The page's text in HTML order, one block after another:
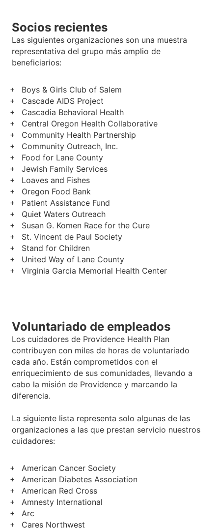
Socios recientes
Las siguientes organizaciones son una muestra
representativa del grupo más amplio de
beneficiarios:
Boys & Girls Club of Salem
Cascade AIDS Project
Cascadia Behavioral Health
Central Oregon Health Collaborative
Community Health Partnership
Community Outreach, Inc.
Food for Lane County
Jewish Family Services
Loaves and Fishes
Oregon Food Bank
Patient Assistance Fund
Quiet Waters Outreach
Susan G. Komen Race for the Cure
St. Vincent de Paul Society
Stand for Children
United Way of Lane County
Virginia Garcia Memorial Health Center
Voluntariado de empleados
Los cuidadores de Providence Health Plan
contribuyen con miles de horas de voluntariado
cada año. Están comprometidos con el
enriquecimiento de sus comunidades, llevando a
cabo la misión de Providence y marcando la
diferencia.
La siguiente lista representa solo algunas de las
organizaciones a las que prestan servicio nuestros
cuidadores:
American Cancer Society
American Diabetes Association
American Red Cross
Amnesty International
Arc
Cares Northwest